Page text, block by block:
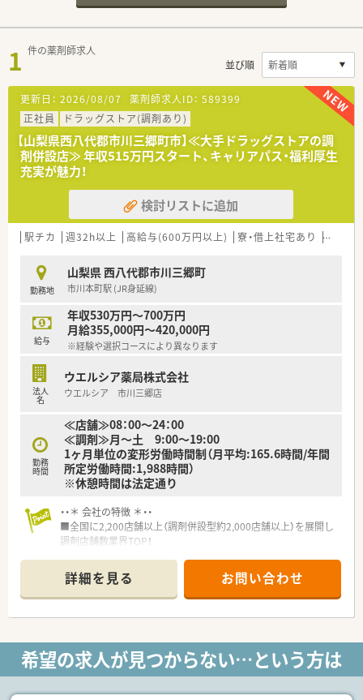
1 件の薬剤師求人
並び順
更新日： 2026/08/07 薬剤師求人ID： 589399
正社員
ドラッグストア(調剤あり)
【山梨県西八代郡市川三郷町市】≪大手ドラッグストアの調
剤併設店≫ 年収515万円スタート、キャリアパス・福利厚生
充実が魅力！
検討リストに追加
駅チカ 週32h以上 高給与(600万円以上) 寮・借上社宅あり 住宅補
勤務地
山梨県 西八代郡市川三郷町
市川本町駅 (JR身延線)
給与
年収530万円～700万円
月給355,000円～420,000円
※経験や選択コースにより異なります
法人
名
ウエルシア薬局株式会社
ウエルシア 市川三郷店
勤務
時間
≪店舗≫08：00～24：00
≪調剤≫月～土 9:00～19:00
1ヶ月単位の変形労働時間制（月平均:165.6時間/年間
所定労働時間:1,988時間）
※休憩時間は法定通り
・・＊ 会社の特徴 ＊・・
■全国に2,200店舗以上（調剤併設型約2,000店舗以上）を展開し
調剤店舗数業界TOP！
頑張り次第で高給与も可能！
■経験や勤務コースによりますが、経験の少ない方でも500万前
半スタートと業界TOP水準！
■職種や職域に合わせ、豊富な社内研修や外部組織と連携した研
■薬剤師が中心の会社だからこそ活躍できるキャリアパスが多
種多様に用意されています。
■店舗拡大に伴い、エリアマネジャーや営業部長等のマネジメン
詳細を見る お問い合わせ
希望の求人が見つからない…という方は